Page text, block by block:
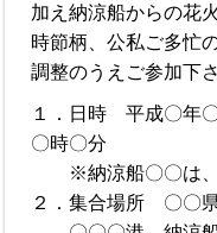
加え納涼船からの花
時節柄、公私ご多忙
調整のうえご参加下さ
１．日時 平成〇年
〇時〇分
※納涼船〇〇は、
２．集合場所 〇〇